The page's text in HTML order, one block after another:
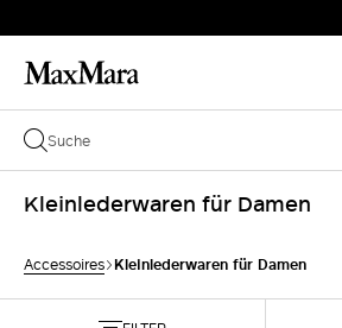
Kleinlederwaren für Damen
Accessoires Kleinlederwaren für Damen